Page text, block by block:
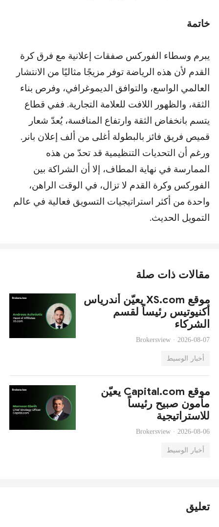
خاتمة
يبرم وسطاء الفوركس صفقات إعلانية مع فرق كرة
القدم لأن هذه الرياضة توفر مزيجًا مثاليًا من الانتشار
العالمي الواسع، والتوافق الديموغرافي، وفرص بناء
الثقة، والظهور اللافت للعلامة التجارية. ففي قطاع
يتسم بانخفاض الثقة وارتفاع المنافسة، يُعدّ شعار
قميص فريق فائز بالبطولة أغلى من ألف إعلان بانر.
ورغم أن التحديات التنظيمية قد تحدّ من هذه
الممارسة في نهاية المطاف، إلا أن الشراكة بين
الفوركس وكرة القدم لا تزال، في الوقت الراهن،
واحدة من أكثر استراتيجيات التسويق فعالية في عالم
التمويل الحديث.
مقالات ذات صلة
موقع XS.com يعيّن أندرياس
أكنيوتيس رئيساً لقسم
الشركاء
Brokersview · 2026-08-07
أخبار الوسيط
موقع Capital.com يعيّن
مأمون صبيح رئيساً
للاستراتيجية
Brokersview · 2026-08-06
أخبار الوسيط
تعليق